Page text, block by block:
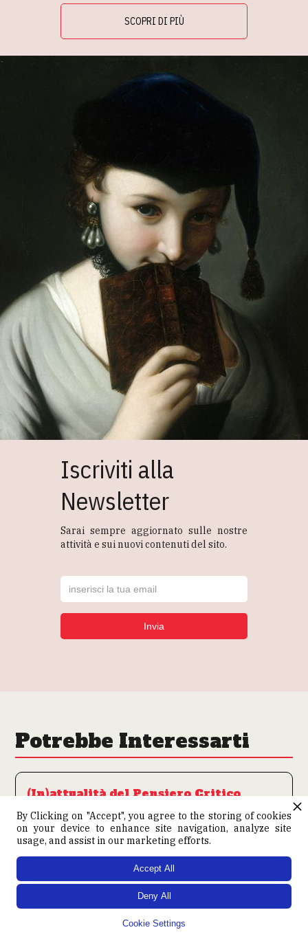
SCOPRI DI PIÙ
Iscriviti alla
Newsletter
Sarai sempre aggiornato sulle nostre
attività e sui nuovi contenuti del sito.
Potrebbe Interessarti
(In)attualità del Pensiero Critico
By Clicking on "Accept", you agree to the storing of cookies
on your device to enhance site navigation, analyze site
usage, and assist in our marketing efforts.
Cookie Settings
Deny All
Accept All